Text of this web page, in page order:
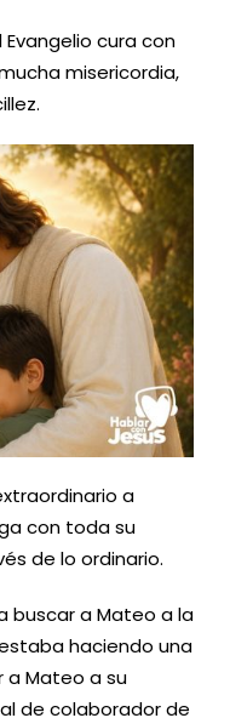
cura con
misericordia,
a
con toda su
de lo ordinario.
buscar a Mateo a la
haciendo una
a Mateo a su
de colaborador de